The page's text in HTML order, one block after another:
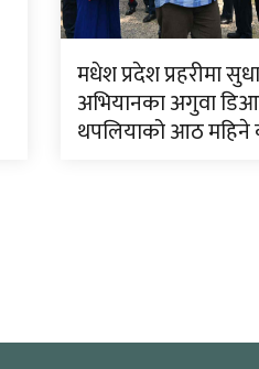
मधेश प्रदेश प्रहरीमा
अभियानका अगुवा
थपलियाको आठ महिने